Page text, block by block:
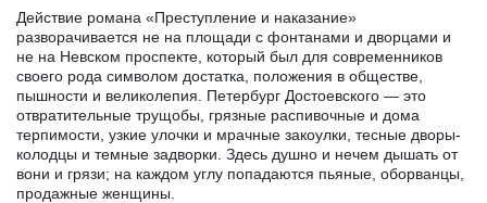
Действие романа «Преступление и наказание»
разворачивается не на площади с фонтанами и дворцами и
не на Невском проспекте, который был для современников
своего рода символом достатка, положения в обществе,
пышности и великолепия. Петербург Достоевского — это
отвратительные трущобы, грязные распивочные и дома
терпимости, узкие улочки и мрачные закоулки, тесные дворы-
колодцы и темные задворки. Здесь душно и нечем дышать от
вони и грязи; на каждом углу попадаются пьяные, оборванцы,
продажные женщины.